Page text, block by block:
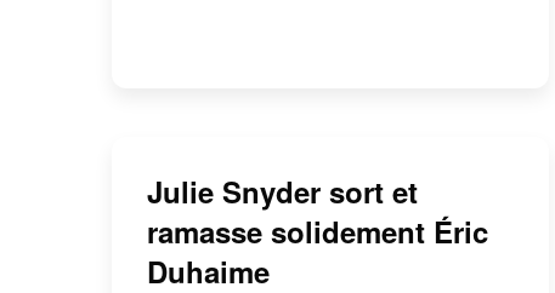
Julie Snyder sort et
ramasse solidement Éric
Duhaime